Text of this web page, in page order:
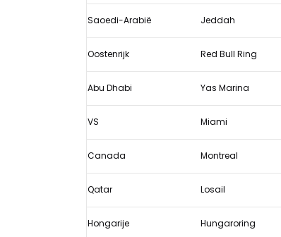
Saoedi-Arabië Jeddah
Oostenrijk Red Bull Ring
Abu Dhabi Yas Marina
VS Miami
Canada Montreal
Qatar Losail
Hongarije Hungaroring